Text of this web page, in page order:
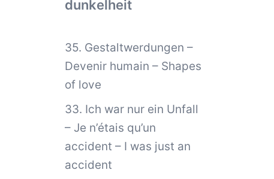
dunkelheit
35. Gestaltwerdungen –
Devenir humain – Shapes
of love
33. Ich war nur ein Unfall
– Je n’étais qu’un
accident – I was just an
accident